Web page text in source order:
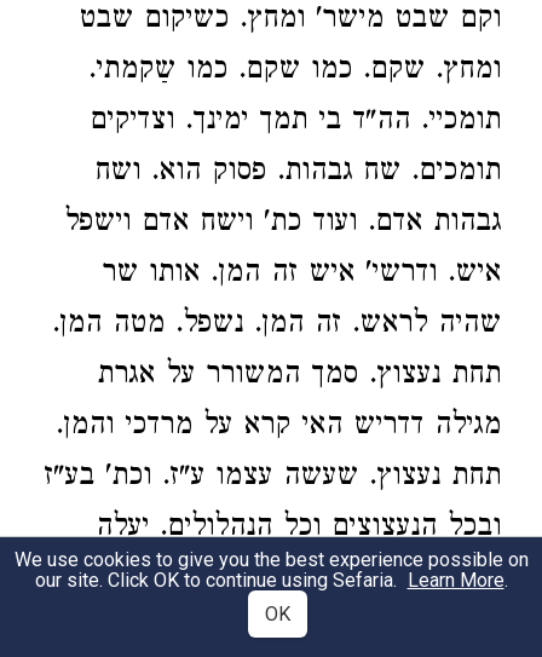
וקם שבט מישר' ומחץ. כשיקום שבט
ומחץ. שקם. כמו שקם. כמו שַקמתי.
תומכיי. הה"ד בי תמך ימינך. וצדיקים
תומכים. שח גבהות. פסוק הוא. ושח
גבהות אדם. ועוד כת' וישח אדם וישפל
איש. ודרשי' איש זה המן. אותו שר
שהיה לראש. זה המן. נשפל. מטה המן.
תחת נעצוץ. סמך המשורר על אגרת
מגילה דדריש האי קרא על מרדכי והמן.
תחת נעצוץ. שעשה עצמו ע"ז. וכת' בע"ז
ובכל הנעצוצים וכל הנהלולים. יעלה
ברוש. זה מרדכי שהיה ראש לבשמים
שנא' ואתה קח לך בשמים ראש. ומתרג'
We use cookies to give you the best experience possible on
our site. Click OK to continue using Sefaria. Learn More.
OK